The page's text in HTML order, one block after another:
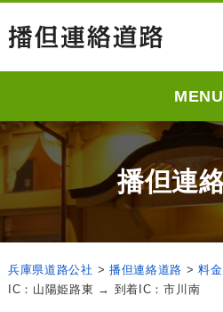
MENU
播但連
兵庫県道路公社 > 播但連絡道路 >料
IC：山陽姫路東 → 到着IC：市川南